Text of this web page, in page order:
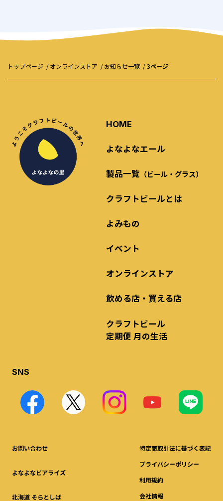
トップページ オンラインストア お知らせ一覧 3ページ
HOME
よなよなエール
製品一覧 （ビール・グラス）
クラフトビールとは
よみもの
イベント
オンラインストア
飲める店・買える店
クラフトビール
定期便 月の生活
SNS
お問い合わせ
よなよなビアライズ
北海道 そらとしば
特定商取引法に基づく表記
プライバシーポリシー
利用規約
会社情報